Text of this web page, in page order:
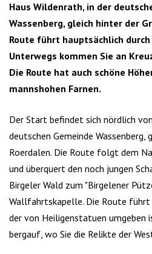
Haus Wildenrath, in der
Wassenberg, gleich hinter der
Route führt hauptsächlich
Unterwegs kommen Sie an
Die Route hat auch schöne
mannshohen Farnen.
Der Start befindet sich nördlich
deutschen Gemeinde Wassenberg,
Roerdalen. Die Route folgt dem
und überquert den noch jungen
Birgeler Wald zum "Birgelener
Wallfahrtskapelle. Die Route
der von Heiligenstatuen umgeben
bergauf, wo Sie die Relikte der